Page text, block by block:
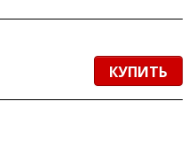
КУПИТЬ